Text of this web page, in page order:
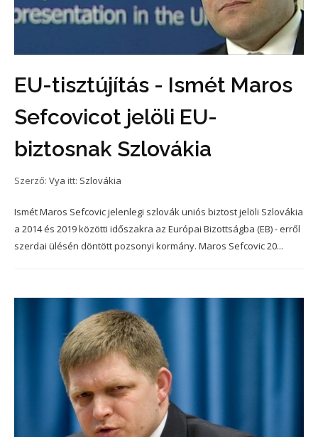
EU-tisztújítás - Ismét Maros
Sefcovicot jelöli EU-
biztosnak Szlovákia
Szerző: Vya itt: Szlovákia
Ismét Maros Sefcovic jelenlegi szlovák uniós biztost jelöli Szlovákia
a 2014 és 2019 közötti időszakra az Európai Bizottságba (EB) - erről
szerdai ülésén döntött pozsonyi kormány. Maros Sefcovic 20...